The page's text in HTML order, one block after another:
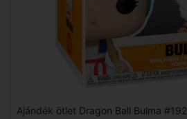
Ajándék ötlet Dragon Ball Bulma